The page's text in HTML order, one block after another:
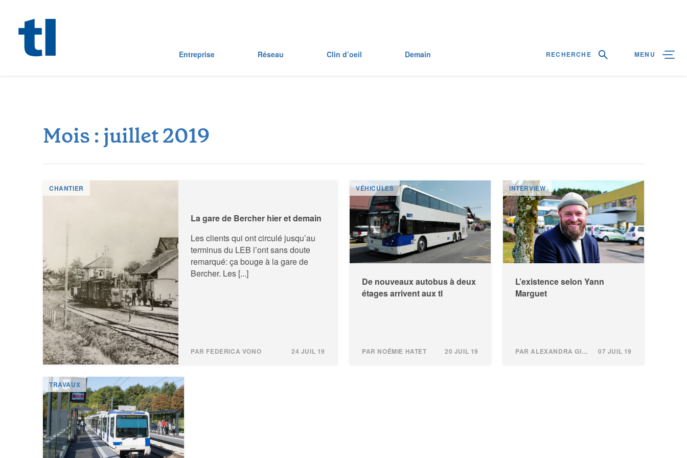
Entreprise Réseau Clin d’oeil Demain RECHERCHE MENU
Mois :juillet2019
CHANTIER
La gare de Bercher hier et demain
Les clients qui ont circulé jusqu’au
terminus du LEB l’ont sans doute
remarqué: ça bouge à la gare de
Bercher. Les [...]
PAR FEDERICA VONO 24 JUIL 19
VÉHICULES
De nouveaux autobus à deux
étages arrivent aux tl
PAR NOÉMIE HATET 20 JUIL 19
INTERVIEW
L’existence selon Yann
Marguet
PAR ALEXANDRA GINDROZ 07 JUIL 19
TRAVAUX